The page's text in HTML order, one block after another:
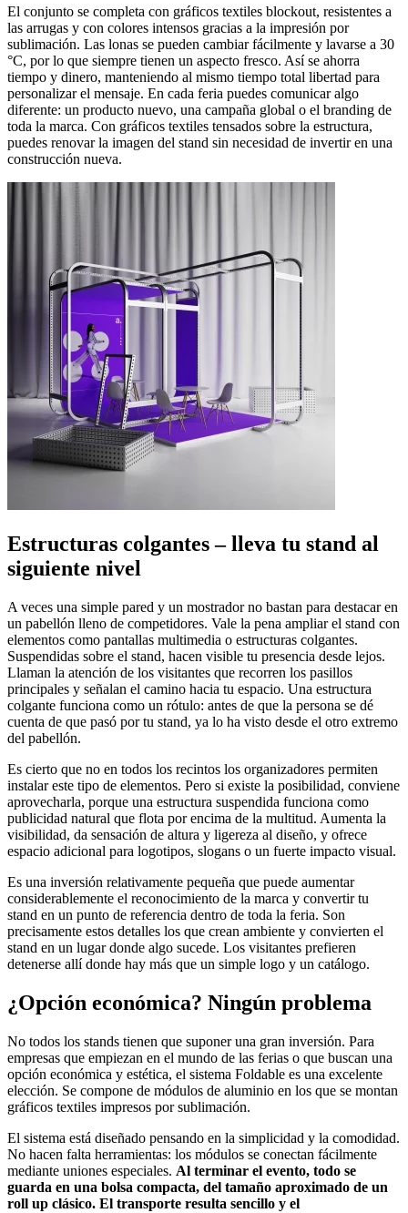
El conjunto se completa con gráficos textiles blockout, resistentes a
las arrugas y con colores intensos gracias a la impresión por
sublimación. Las lonas se pueden cambiar fácilmente y lavarse a 30
°C, por lo que siempre tienen un aspecto fresco. Así se ahorra
tiempo y dinero, manteniendo al mismo tiempo total libertad para
personalizar el mensaje. En cada feria puedes comunicar algo
diferente: un producto nuevo, una campaña global o el branding de
toda la marca. Con gráficos textiles tensados sobre la estructura,
puedes renovar la imagen del stand sin necesidad de invertir en una
construcción nueva.
Estructuras colgantes – lleva tu stand al
siguiente nivel
A veces una simple pared y un mostrador no bastan para destacar en
un pabellón lleno de competidores. Vale la pena ampliar el stand con
elementos como pantallas multimedia o estructuras colgantes.
Suspendidas sobre el stand, hacen visible tu presencia desde lejos.
Llaman la atención de los visitantes que recorren los pasillos
principales y señalan el camino hacia tu espacio. Una estructura
colgante funciona como un rótulo: antes de que la persona se dé
cuenta de que pasó por tu stand, ya lo ha visto desde el otro extremo
del pabellón.
Es cierto que no en todos los recintos los organizadores permiten
instalar este tipo de elementos. Pero si existe la posibilidad, conviene
aprovecharla, porque una estructura suspendida funciona como
publicidad natural que flota por encima de la multitud. Aumenta la
visibilidad, da sensación de altura y ligereza al diseño, y ofrece
espacio adicional para logotipos, slogans o un fuerte impacto visual.
Es una inversión relativamente pequeña que puede aumentar
considerablemente el reconocimiento de la marca y convertir tu
stand en un punto de referencia dentro de toda la feria. Son
precisamente estos detalles los que crean ambiente y convierten el
stand en un lugar donde algo sucede. Los visitantes prefieren
detenerse allí donde hay más que un simple logo y un catálogo.
¿Opción económica? Ningún problema
No todos los stands tienen que suponer una gran inversión. Para
empresas que empiezan en el mundo de las ferias o que buscan una
opción económica y estética, el sistema Foldable es una excelente
elección. Se compone de módulos de aluminio en los que se montan
gráficos textiles impresos por sublimación.
El sistema está diseñado pensando en la simplicidad y la comodidad.
No hacen falta herramientas: los módulos se conectan fácilmente
mediante uniones especiales. Al terminar el evento, todo se
guarda en una bolsa compacta, del tamaño aproximado de un
roll up clásico. El transporte resulta sencillo y el